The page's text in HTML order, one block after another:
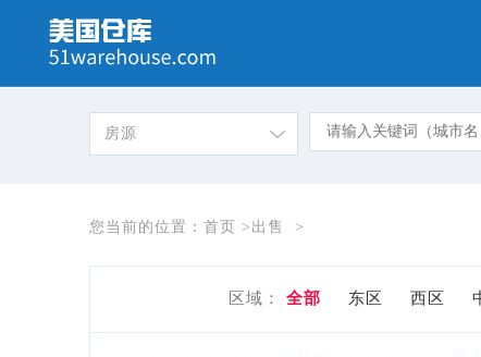
房源
您当前的位置： 首页 > 出售 >
区域： 全部 东区 西区